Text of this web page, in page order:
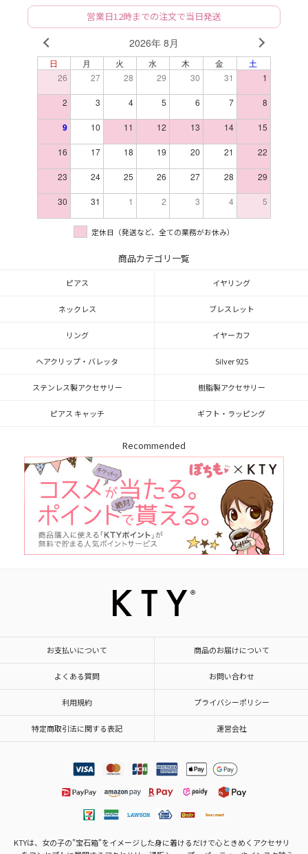
営業日12時までの注文で当日発送
2026年 8月 NEXT
日 月 火 水 木 金
土
26
27 28 29 30 31 1
2 3 4 5 6 7 8
9 10 11 12 13 14 15
16 17 18 19 20 21 22
23 24 25 26 27 28 29
30 31 1 2 3 4 5
定休日（発送など、全ての業務がお休み）
商品カテゴリ一覧
ピアス イヤリング
ネックレス ブレスレット
リング イヤーカフ
ヘアクリップ・バレッタ Silver 925
ステンレス製アクセサリー 樹脂製アクセサリー
ピアス キャッチ ギフト・ラッピング
Recommended
お支払いについて 商品のお届けについて
よくある質問 お問い合わせ
利用規約 プライバシーポリシー
特定商取引法に関する表記 運営会社
KTYは、女の子の"宝石箱"をイメージした身に着けるだけで心ときめくアクセサリ